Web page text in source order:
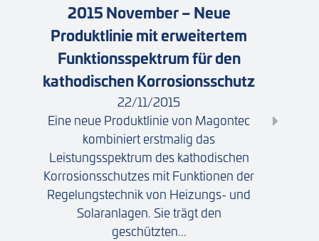
2015 November – Neue
Produktlinie mit erweitertem
Funktionsspektrum für den
kathodischen Korrosionsschutz
22/11/2015
Eine neue Produktlinie von Magontec
kombiniert erstmalig das
Leistungsspektrum des kathodischen
Korrosionsschutzes mit Funktionen der
Regelungstechnik von Heizungs- und
Solaranlagen. Sie trägt den
geschützten...